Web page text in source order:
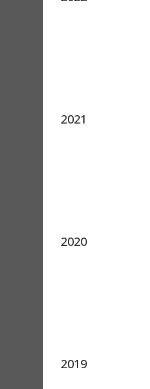
2021
2020
2019